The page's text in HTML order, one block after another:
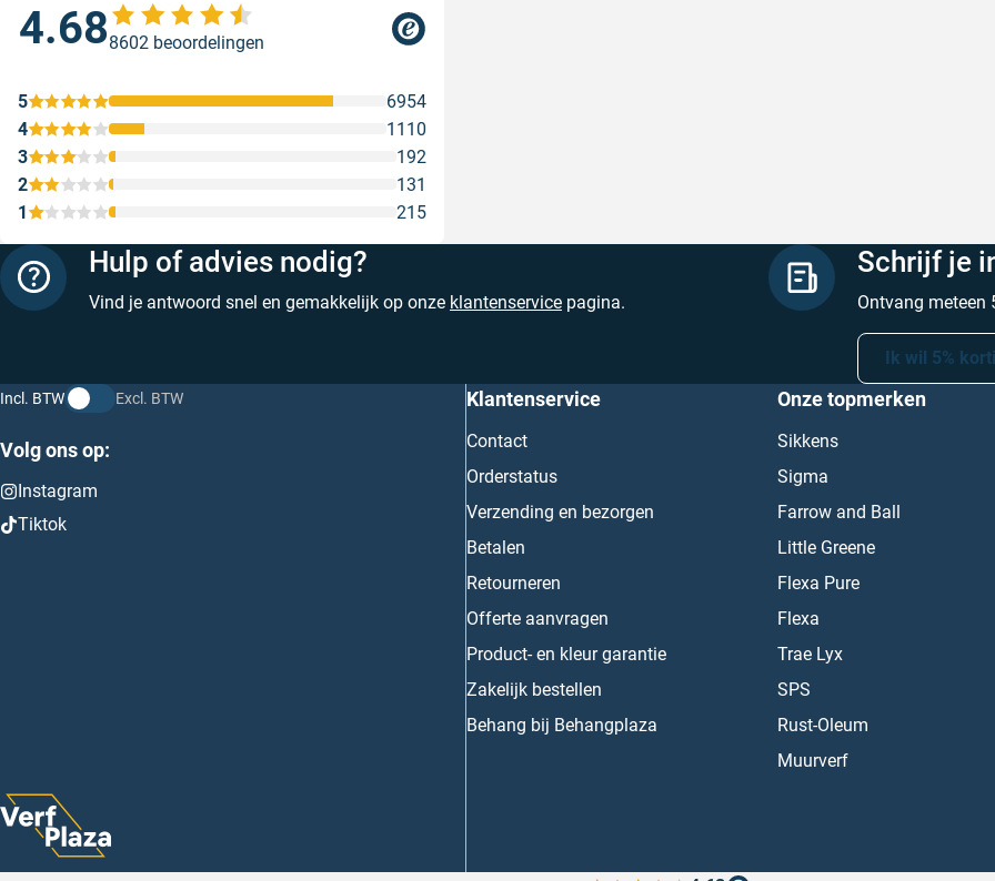
4.688602 beoordelingen
1 215
2 131
3 192
4 1110
5 6954
Hulp of advies nodig?
Vind je antwoord snel en gemakkelijk op onze klantenservice pagina.
Schrijf je
Ontvang meteen
Ik wil 5%
Incl. BTW Excl. BTW
Volg ons op:
Instagram
Tiktok
Klantenservice
Contact
Orderstatus
Verzending en bezorgen
Betalen
Retourneren
Offerte aanvragen
Product- en kleur garantie
Zakelijk bestellen
Behang bij Behangplaza
Onze topmerken
Sikkens
Sigma
Farrow and Ball
Little Greene
Flexa Pure
Flexa
Trae Lyx
SPS
Rust-Oleum
Muurverf